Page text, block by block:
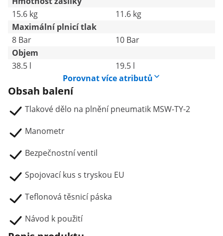
15.6 kg
11.6 kg
Maximální plnicí tlak
8 Bar
10 Bar
Objem
38.5 l
19.5 l
Porovnat více atributů
Obsah balení
Tlakové dělo na plnění pneumatik MSW-TY-2
Manometr
Bezpečnostní ventil
Spojovací kus s tryskou EU
Teflonová těsnicí páska
Návod k použití